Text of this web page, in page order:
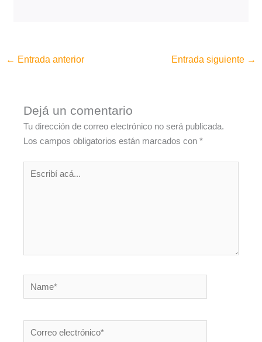
← Entrada anterior Entrada siguiente →
Dejá un comentario
Tu dirección de correo electrónico no será publicada.
Los campos obligatorios están marcados con*
Escribí
Name*
Correo